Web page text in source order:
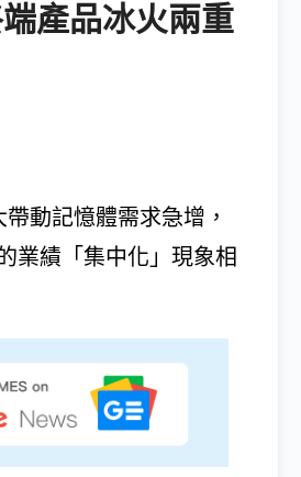
產品冰火兩重
動記憶體需求急增，
業績「集中化」現象相